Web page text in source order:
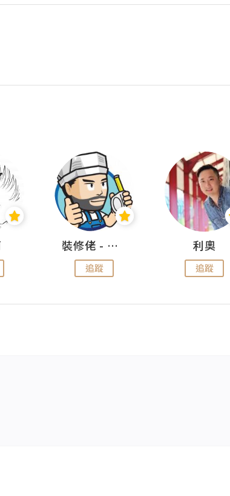
裝修佬 - 香港一站式網上裝修平台
追蹤
利奧
追蹤